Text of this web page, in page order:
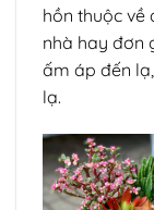
hồn thuộc về
nhà hay đơn
ấm áp đến
lạ.